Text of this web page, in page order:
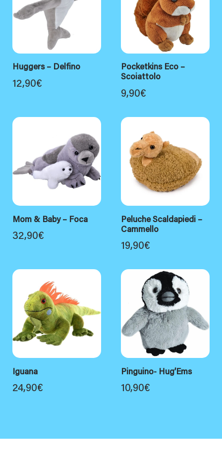
Huggers – Delfino
12,90€
Pocketkins Eco –
Scoiattolo
9,90€
Mom & Baby – Foca
32,90€
Peluche Scaldapiedi –
Cammello
19,90€
Iguana
24,90€
Pinguino- Hug’Ems
10,90€